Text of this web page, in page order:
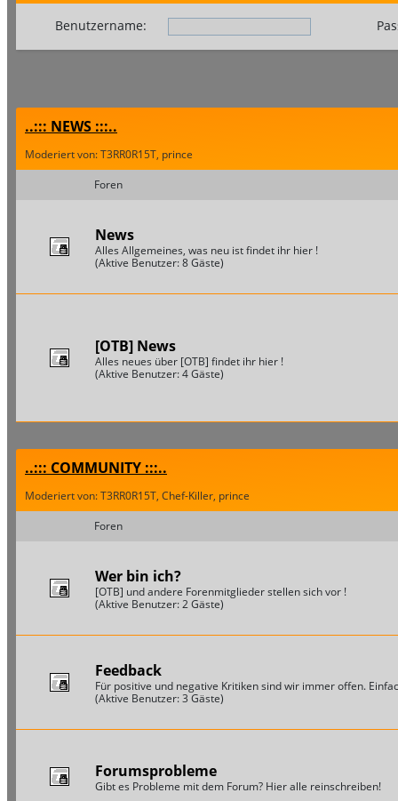
Benutzername:
..::: NEWS :::..
Moderiert von: T3RR0R15T, prince
Foren
News
Alles Allgemeines, was neu ist findet ihr hier !
(Aktive Benutzer: 8 Gäste)
[OTB] News
Alles neues über [OTB] findet ihr hier !
(Aktive Benutzer: 4 Gäste)
..::: COMMUNITY :::..
Moderiert von: T3RR0R15T, Chef-Killer, prince
Foren
Wer bin ich?
[OTB] und andere Forenmitglieder stellen sich vor !
(Aktive Benutzer: 2 Gäste)
Feedback
Für positive und negative Kritiken sind wir immer offen.
(Aktive Benutzer: 3 Gäste)
Forumsprobleme
Gibt es Probleme mit dem Forum? Hier alle reinschreiben!